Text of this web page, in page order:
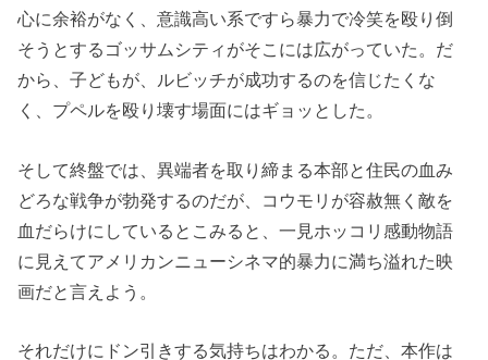
心に余裕がなく、意識高い系ですら暴力で冷笑を殴り倒
そうとするゴッサムシティがそこには広がっていた。だ
から、子どもが、ルビッチが成功するのを信じたくな
く、プペルを殴り壊す場面にはギョッとした。
そして終盤では、異端者を取り締まる本部と住民の血み
どろな戦争が勃発するのだが、コウモリが容赦無く敵を
血だらけにしているとこみると、一見ホッコリ感動物語
に見えてアメリカンニューシネマ的暴力に満ち溢れた映
画だと言えよう。
それだけにドン引きする気持ちはわかる。ただ、本作は